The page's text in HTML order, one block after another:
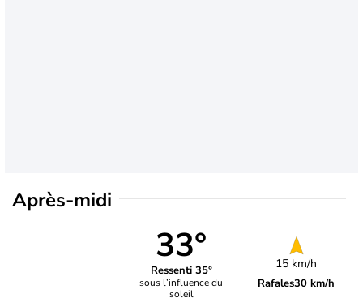
Après-midi
33°
Ressenti 35°
sous l’influence du
soleil
15 km/h
Rafales30 km/h